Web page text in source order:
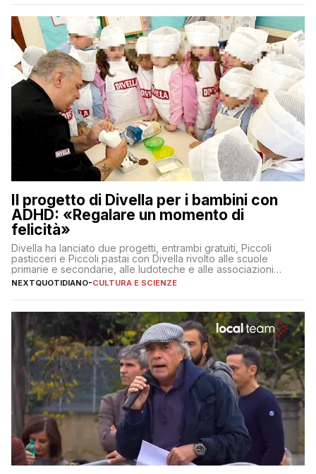
Il progetto di Divella per i bambini con
ADHD: «Regalare un momento di
felicità»
Divella ha lanciato due progetti, entrambi gratuiti, Piccoli
pasticceri e Piccoli pastai con Divella rivolto alle scuole
primarie e secondarie, alle ludoteche e alle associazioni
pugliesi che si occupano di bambini con ADHD
NEXTQUOTIDIANO-CULTURA E SCIENZE